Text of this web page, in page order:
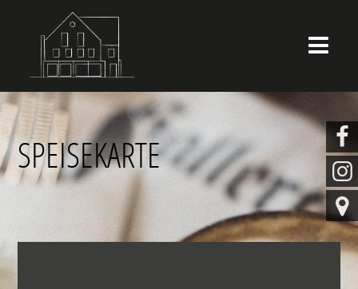

SPEISEKARTE


